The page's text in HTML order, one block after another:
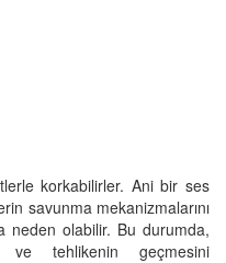
korkabilirler. Ani bir ses
savunma mekanizmalarını
neden olabilir. Bu durumda,
ve tehlikenin geçmesini